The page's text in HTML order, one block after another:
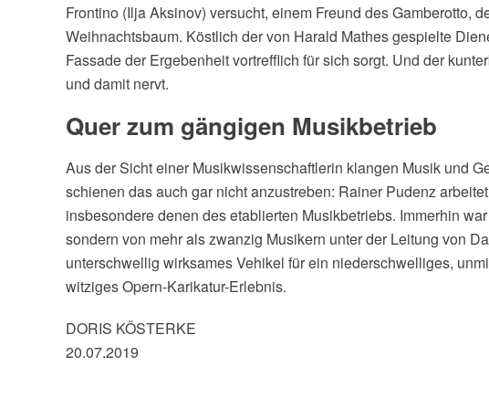
Frontino (Ilja Aksinov) versucht, einem Freund des Gamberotto,
Weihnachtsbaum. Köstlich der von Harald Mathes gespielte
Fassade der Ergebenheit vortrefflich für sich sorgt. Und der
und damit nervt.
Quer zum gängigen Musikbetrieb
Aus der Sicht einer Musikwissenschaftlerin klangen Musik und
schienen das auch gar nicht anzustreben: Rainer Pudenz
insbesondere denen des etablierten Musikbetriebs. Immerhin
sondern von mehr als zwanzig Musikern unter der Leitung von
unterschwellig wirksames Vehikel für ein niederschwelliges,
witziges Opern-Karikatur-Erlebnis.
DORIS KÖSTERKE
20.07.2019